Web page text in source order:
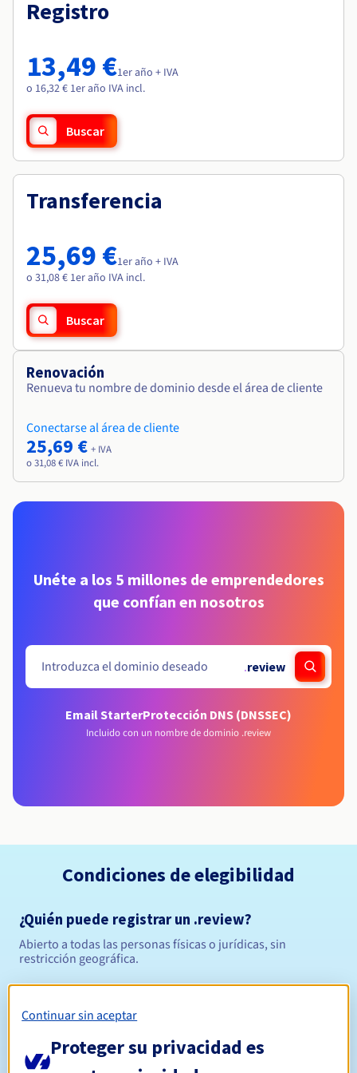
Precios
Roadmap & Changelog
Observabilidad
Roadmap y Changelog
Roadmap & Changelog
Roadmap & Changelog
Roadmap & Changelog
Registro
13,49 €1er año + IVA
o 16,32 € 1er año IVA incl.
Buscar
Transferencia
25,69 €1er año + IVA
o 31,08 € 1er año IVA incl.
Buscar
Renovación
Renueva tu nombre de dominio desde el área de cliente
Conectarse al área de cliente
25,69 € + IVA
o 31,08 € IVA incl.
Unéte a los 5 millones de emprendedores
que confían en nosotros
.review
Email StarterProtección DNS (DNSSEC)
Incluido con un nombre de dominio .review
Condiciones de elegibilidad
¿Quién puede registrar un .review?
Abierto a todas las personas físicas o jurídicas, sin
restricción geográfica.
Continuar sin aceptar
Proteger su privacidad es